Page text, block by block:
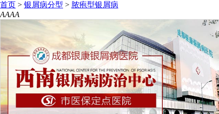
首页 > 银屑病分型 > 脓疱型银屑病
AAAA